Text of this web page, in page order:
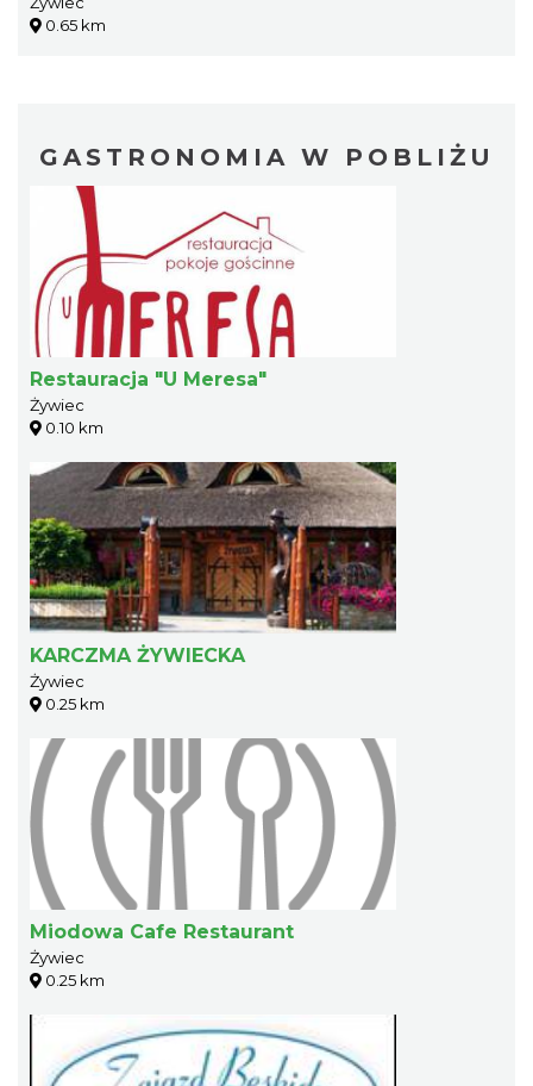
0.65 km
GASTRONOMIA W POBLIŻU
Restauracja "U Meresa"
Żywiec
0.10 km
KARCZMA ŻYWIECKA
Żywiec
0.25 km
Miodowa Cafe Restaurant
Żywiec
0.25 km